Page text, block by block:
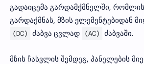
გადაიცემა გარდამქმნელში, რომლის
გარდაქმნას, მზის ელემენტებიდან
(DC)
ძაბვა ცვლად (AC) ძაბვაში.
მზის ჩასვლის შემდეგ, პანელების